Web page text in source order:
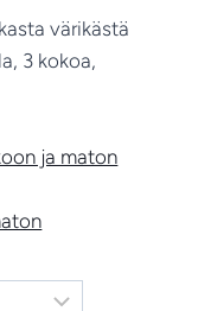
värikästä
3 kokoa,
ja maton